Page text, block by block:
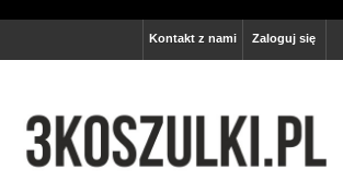
Zaloguj się
Kontakt z nami